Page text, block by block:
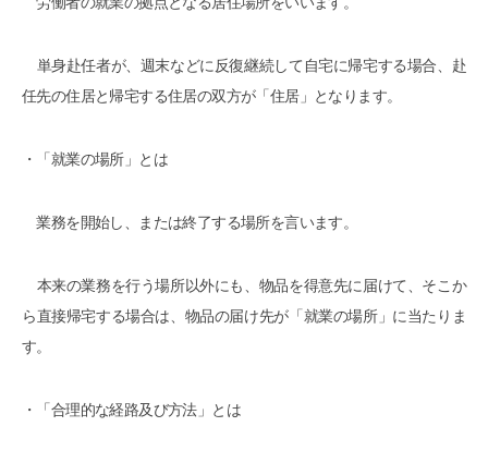
単身赴任者が、週末などに反復継続して自宅に帰宅する場合、赴
任先の住居と帰宅する住居の双方が「住居」となります。
・「就業の場所」とは
業務を開始し、または終了する場所を言います。
本来の業務を行う場所以外にも、物品を得意先に届けて、そこか
ら直接帰宅する場合は、物品の届け先が「就業の場所」に当たりま
す。
・「合理的な経路及び方法」とは